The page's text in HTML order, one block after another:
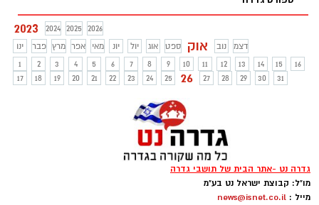
2023 2024 2025
2026
ינו
פבר מרץ אפר מאי יונ יול אוג ספט אוק נוב
דצמ
1
2 3 4 5 6 7 8 9 10 11 12 13 14 15
16
17
18 19 20 21 22 23 24 25 26 27 28 29 30 31
גדרה נט -אתר הבית של תושבי גדרה
מו"ל: קבוצת ישראל נט בע"מ
מייל : news@isnet.co.il